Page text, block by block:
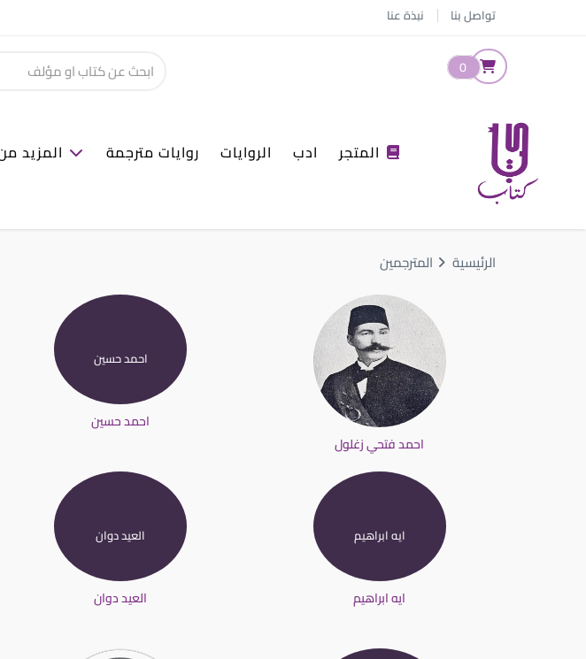
نبذة عنا تواصل بنا
0
ادب الروايات روايات مترجمة
الرئيسية المترجمين
احمد حسين
احمد حسين
احمد فتحي زغلول
العيد دوان
العيد دوان
ايه ابراهيم
ايه ابراهيم